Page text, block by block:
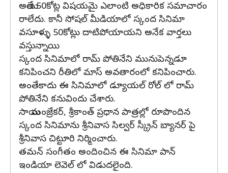
అయితే 50కోట్ల విషయమై ఎలాంటి అధికారిక సమాచారం
రాలేదు. కానీ సోషల్ మీడియాలో స్కంద సినిమా
వసూళ్ళు 50కోట్లు దాటిపోయాయని అనేక వార్తలు
వస్తున్నాయి.
స్కంద సినిమాలో రామ్ పోతినేని మునుపెన్నడూ
కనిపించని రీతిలో మాస్ అవతారంలో కనిపించారు.
అంతేకాదు ఈ సినిమాలో డ్యూయల్ రోల్ లో రామ్
పోతినేని కనువిందు చేశారు.
సాయి మంజ్రేకర్, శ్రీకాంత్ ప్రధాన పాత్రల్లో రూపొందిన
స్కంద సినిమాను శ్రీనివాస సిల్వర్ స్క్రీన్ బ్యానర్ పై
శ్రీనివాస చిట్టూరి నిర్మించారు.
తమన్ సంగీతం అందించిన ఈ సినిమా పాన్
ఇండియా లెవెల్ లో విడుదలైంది.